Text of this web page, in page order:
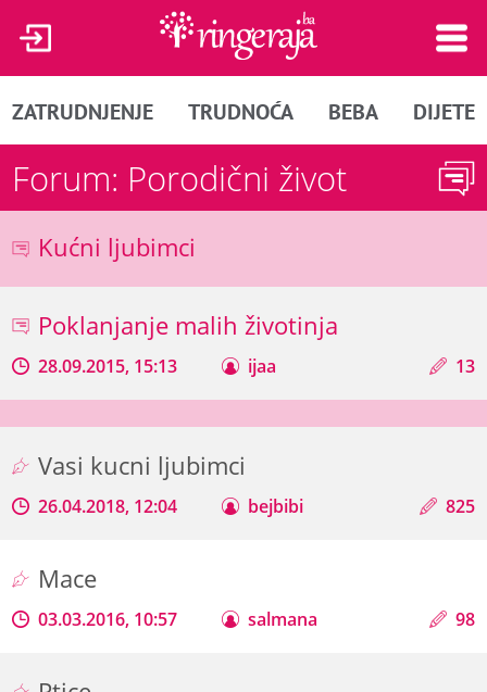
ZATRUDNJENJE TRUDNOĆA BEBA DIJETE
Forum: Porodični život
Kućni ljubimci
Poklanjanje malih životinja
28.09.2015, 15:13 ijaa 13
Vasi kucni ljubimci
26.04.2018, 12:04 bejbibi 825
Mace
03.03.2016, 10:57 salmana 98